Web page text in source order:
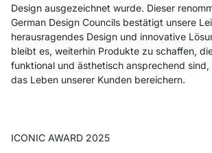
Design ausgezeichnet wurde. Dieser
German Design Councils bestätigt unsere
herausragendes Design und innovative
bleibt es, weiterhin Produkte zu schaffen,
funktional und ästhetisch ansprechend sind,
das Leben unserer Kunden bereichern.
ICONIC AWARD 2025